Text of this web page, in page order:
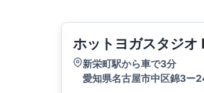
ホットヨガスタジオ
新栄町駅から車で3分
愛知県名古屋市中区錦3ー